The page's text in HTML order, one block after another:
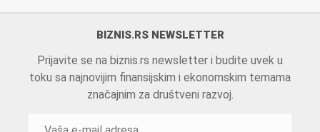
BIZNIS.RS NEWSLETTER
Prijavite se na biznis.rs newsletter i budite uvek u
toku sa najnovijim finansijskim i ekonomskim temama
značajnim za društveni razvoj.